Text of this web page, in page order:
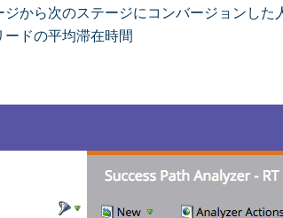
から次のステージにコンバージョンした
ドの平均滞在時間